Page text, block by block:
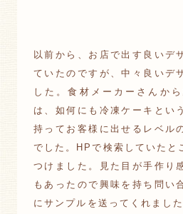
以前から、お店で出す良いデ
ていたのですが、中々良いデ
した。食材メーカーさんか
は、如何にも冷凍ケーキとい
持ってお客様に出せるレベル
でした。HPで検索していたと
つけました。見た目が手作り
もあったので興味を持ち問い
にサンプルを送ってくれまし